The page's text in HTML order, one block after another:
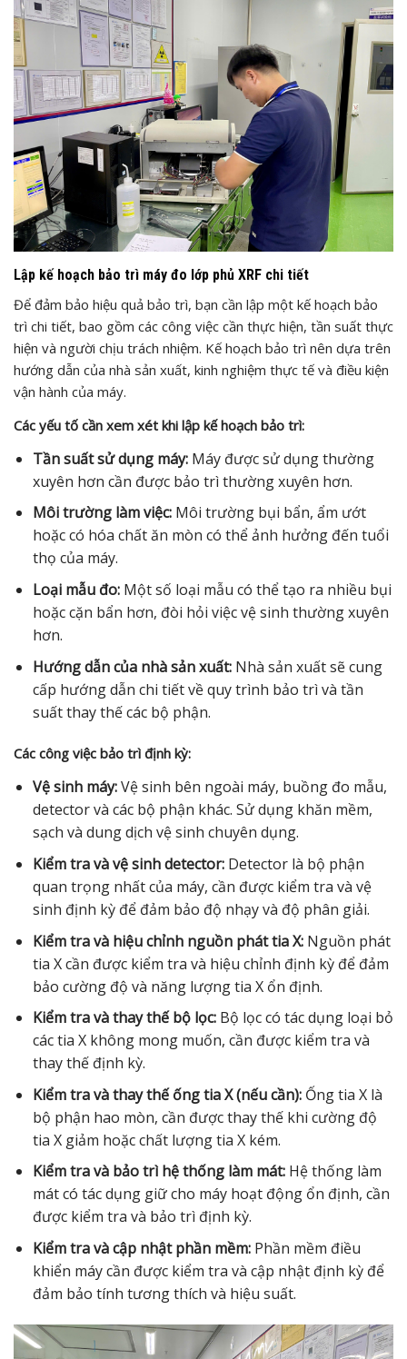
Lập kế hoạch bảo trì máy đo lớp phủ XRF chi tiết
Để đảm bảo hiệu quả bảo trì, bạn cần lập một kế hoạch bảo
trì chi tiết, bao gồm các công việc cần thực hiện, tần suất thực
hiện và người chịu trách nhiệm. Kế hoạch bảo trì nên dựa trên
hướng dẫn của nhà sản xuất, kinh nghiệm thực tế và điều kiện
vận hành của máy.
Các yếu tố cần xem xét khi lập kế hoạch bảo trì:
Tần suất sử dụng máy:Máy được sử dụng thường
xuyên hơn cần được bảo trì thường xuyên hơn.
Môi trường làm việc:Môi trường bụi bẩn, ẩm ướt
hoặc có hóa chất ăn mòn có thể ảnh hưởng đến tuổi
thọ của máy.
Loại mẫu đo:Một số loại mẫu có thể tạo ra nhiều bụi
hoặc cặn bẩn hơn, đòi hỏi việc vệ sinh thường xuyên
hơn.
Hướng dẫn của nhà sản xuất:Nhà sản xuất sẽ cung
cấp hướng dẫn chi tiết về quy trình bảo trì và tần
suất thay thế các bộ phận.
Các công việc bảo trì định kỳ:
Vệ sinh máy:Vệ sinh bên ngoài máy, buồng đo mẫu,
detector và các bộ phận khác. Sử dụng khăn mềm,
sạch và dung dịch vệ sinh chuyên dụng.
Kiểm tra và vệ sinh detector:Detector là bộ phận
quan trọng nhất của máy, cần được kiểm tra và vệ
sinh định kỳ để đảm bảo độ nhạy và độ phân giải.
Kiểm tra và hiệu chỉnh nguồn phát tia X:Nguồn phát
tia X cần được kiểm tra và hiệu chỉnh định kỳ để đảm
bảo cường độ và năng lượng tia X ổn định.
Kiểm tra và thay thế bộ lọc:Bộ lọc có tác dụng loại bỏ
các tia X không mong muốn, cần được kiểm tra và
thay thế định kỳ.
Kiểm tra và thay thế ống tia X (nếu cần):Ống tia X là
bộ phận hao mòn, cần được thay thế khi cường độ
tia X giảm hoặc chất lượng tia X kém.
Kiểm tra và bảo trì hệ thống làm mát:Hệ thống làm
mát có tác dụng giữ cho máy hoạt động ổn định, cần
được kiểm tra và bảo trì định kỳ.
Kiểm tra và cập nhật phần mềm:Phần mềm điều
khiển máy cần được kiểm tra và cập nhật định kỳ để
đảm bảo tính tương thích và hiệu suất.